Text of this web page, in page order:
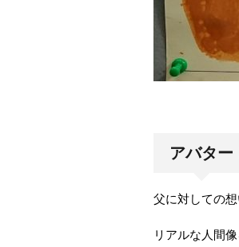
アバター
父に対しての
リアルな人間